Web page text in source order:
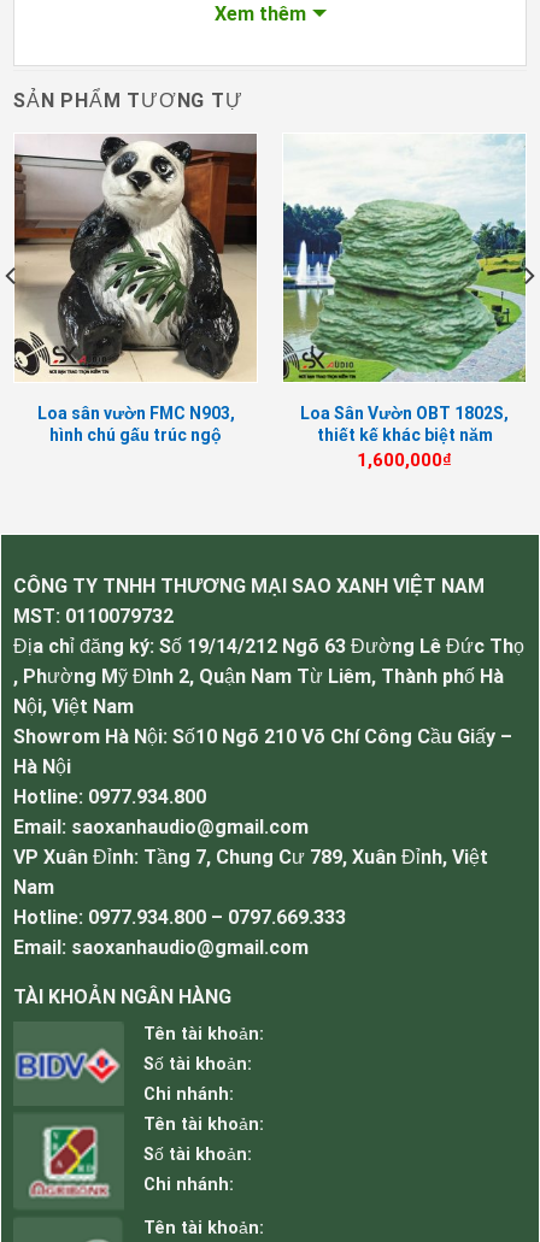
Loa OBT-1805I kiểu dáng nhỏ gọn, âm thanh hay
sân vườn OBT-1805I.
với vỏ loa được thiết kế bằng chất
liệu composite với khả năng chống nước, chống
nhiệt độ cao ngoài trời cực kỳ tuyệt vời.
lao chạy trở kháng cao 70-110v đi cây dài hiệu
quả vì có biến áp trong được tích hợp
Sở hữu âm thanh trong, rõ ràng chân thực tuyệt
đối, nghe nhạc nhẹ, guita không lời…
Lắp ở những không gian như hồ bơi, hòn non bộ
sân vườn, khu nghỉ dưỡng, trường mầm non,
quán cafe sân vườn…
Loại loa: Giả đá
Điện áp đầu vào: 70/100V
Được xây dựng đồng trục kháng nước
chịu được va đập, độ bền cao
Trở kháng đầu vào: 8Ω
Trọng lượng: 8.5±0.9Kg
Kích thước: 370×290×260mm
Mẫu mã sang trọng
Âm thanh trung thực rõ ràng
Xem thêm
SẢN PHẨM TƯƠNG TỰ
Loa sân vườn FMC N903,
hình chú gấu trúc ngộ
Loa Sân Vườn OBT 1802S,
thiết kế khác biệt năm
2023, BH 12 tháng
1,600,000₫
CÔNG TY TNHH THƯƠNG MẠI SAO XANH VIỆT NAM
MST: 0110079732
Địa chỉ đăng ký: Số 19/14/212 Ngõ 63 Đường Lê Đức Thọ
, Phường Mỹ Đình 2, Quận Nam Từ Liêm, Thành phố Hà
Nội, Việt Nam
Showrom Hà Nội: Số10 Ngõ 210 Võ Chí Công Cầu Giấy –
Hà Nội
Hotline: 0977.934.800
Email: saoxanhaudio@gmail.com
VP Xuân Đỉnh: Tầng 7, Chung Cư 789, Xuân Đỉnh, Việt
Nam
Hotline: 0977.934.800 – 0797.669.333
Email: saoxanhaudio@gmail.com
TÀI KHOẢN NGÂN HÀNG
Tên tài khoản:
Số tài khoản:
Chi nhánh:
Tên tài khoản:
Số tài khoản:
Chi nhánh:
Tên tài khoản: